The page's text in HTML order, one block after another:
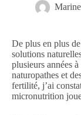
Marine
De plus en plus
solutions
plusieurs années
naturopathes et
fertilité, j’ai
micronutrition